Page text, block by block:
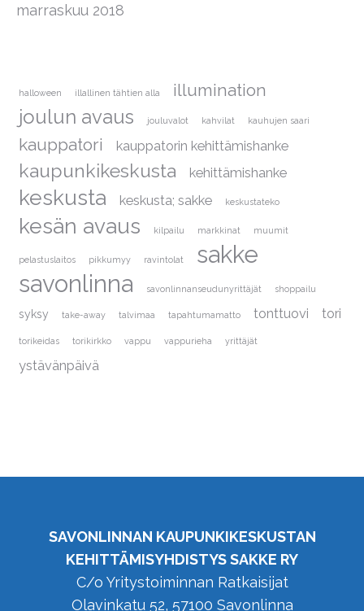
marraskuu 2018
halloween illallinen tähtien alla illumination
joulun avaus jouluvalot kahvilat kauhujen saari
kauppatori kauppatorin kehittämishanke
kaupunkikeskusta kehittämishanke
keskusta keskusta; sakke keskustateko
kesän avaus kilpailu markkinat muumit
pelastuslaitos pikkumyy ravintolat
sakke
savonlinna
savonlinnanseudunyrittäjät shoppailu
syksy take-away talvimaa tapahtumamatto tonttuovi tori
torikeidas torikirkko vappu vappurieha yrittäjät
ystävänpäivä
SAVONLINNAN KAUPUNKIKESKUSTAN
KEHITTÄMISYHDISTYS SAKKE RY
C/o Yritystoiminnan Ratkaisijat
Olavinkatu 52, 57100 Savonlinna